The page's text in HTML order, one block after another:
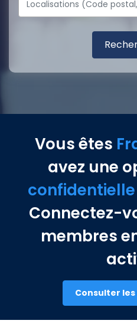
Vous êtes
avez une
confidentielle
Connectez-
membres
Consulter